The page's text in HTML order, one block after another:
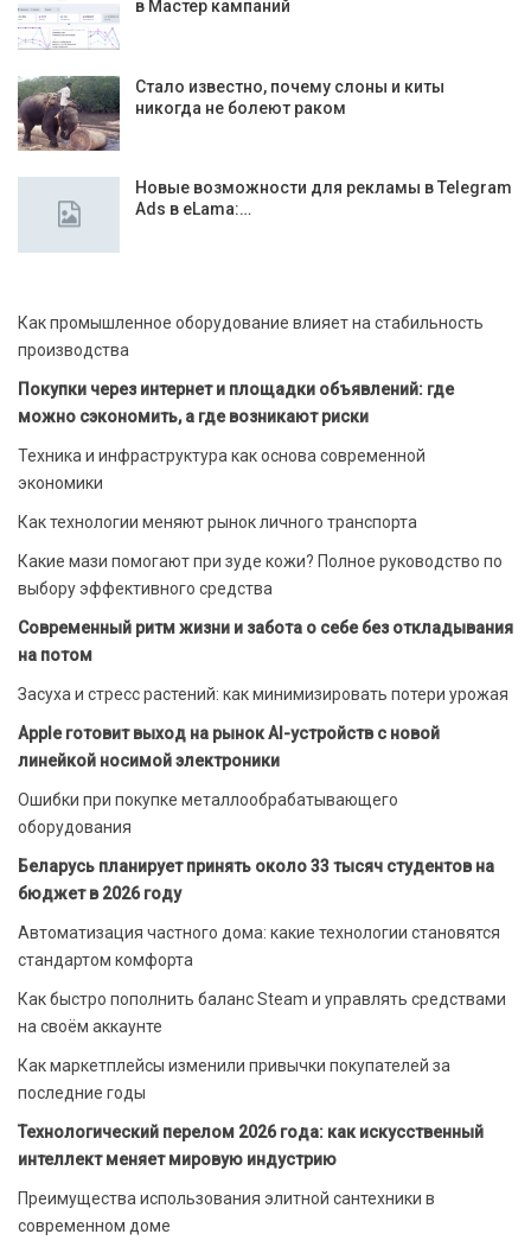
в Мастер кампаний
Стало известно, почему слоны и киты
никогда не болеют раком
Новые возможности для рекламы в Telegram
Ads в eLama:…
Как промышленное оборудование влияет на стабильность
производства
Покупки через интернет и площадки объявлений: где
можно сэкономить, а где возникают риски
Техника и инфраструктура как основа современной
экономики
Как технологии меняют рынок личного транспорта
Какие мази помогают при зуде кожи? Полное руководство по
выбору эффективного средства
Современный ритм жизни и забота о себе без откладывания
на потом
Засуха и стресс растений: как минимизировать потери урожая
Apple готовит выход на рынок AI-устройств с новой
линейкой носимой электроники
Ошибки при покупке металлообрабатывающего
оборудования
Беларусь планирует принять около 33 тысяч студентов на
бюджет в 2026 году
Автоматизация частного дома: какие технологии становятся
стандартом комфорта
Как быстро пополнить баланс Steam и управлять средствами
на своём аккаунте
Как маркетплейсы изменили привычки покупателей за
последние годы
Технологический перелом 2026 года: как искусственный
интеллект меняет мировую индустрию
Преимущества использования элитной сантехники в
современном доме